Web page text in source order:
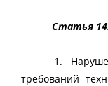
Статья
1.
требований